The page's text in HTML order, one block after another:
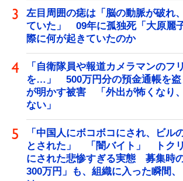
左目周囲の痣は「脳の動脈が破れ
ていた」 09年に孤独死「大原麗
際に何が起きていたのか
「自衛隊員や報道カメラマンのフ
を…」 500万円分の預金通帳を盗
が明かす被害 「外出が怖くなり
ない」
「中国人にボコボコにされ、ビル
とされた」 「闇バイト」 トク
にされた悲惨すぎる実態 募集時
300万円」も、組織に入った瞬間